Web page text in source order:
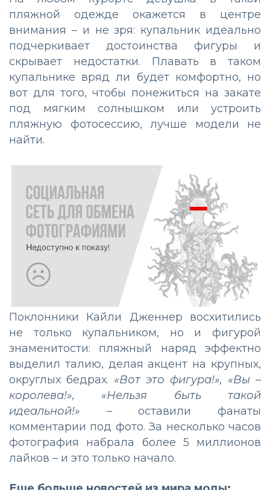
пляжной одежде окажется в центре
внимания – и не зря: купальник идеально
подчеркивает достоинства фигуры и
скрывает недостатки. Плавать в таком
купальнике вряд ли будет комфортно, но
вот для того, чтобы понежиться на закате
под мягким солнышком или устроить
пляжную фотосессию, лучше модели не
найти.
Поклонники Кайли Дженнер восхитились
не только купальником, но и фигурой
знаменитости: пляжный наряд эффектно
выделил талию, делая акцент на крупных,
округлых бедрах. «Вот это фигура!», «Вы –
королева!», «Нельзя быть такой
идеальной!» – оставили фанаты
комментарии под фото. За несколько часов
фотография набрала более 5 миллионов
лайков – и это только начало.